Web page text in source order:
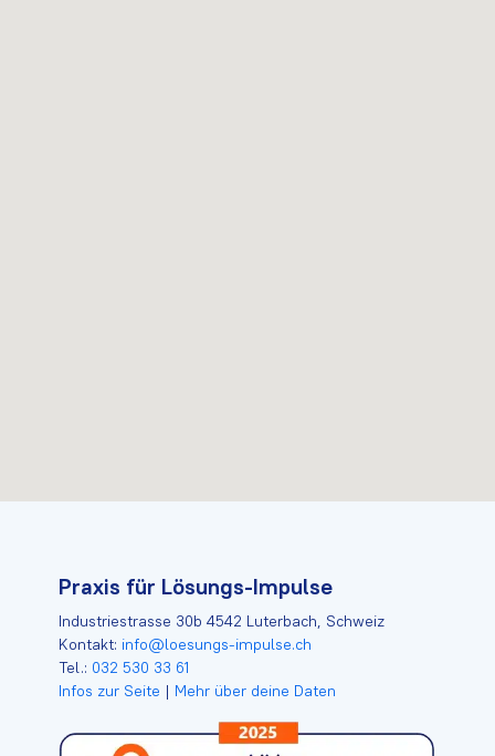
Praxis für Lösungs-Impulse
Industriestrasse 30b 4542 Luterbach, Schweiz
Kontakt: info@loesungs-impulse.ch
Tel.: 032 530 33 61
Infos zur Seite | Mehr über deine Daten